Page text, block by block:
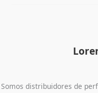
Somos distribuidores de